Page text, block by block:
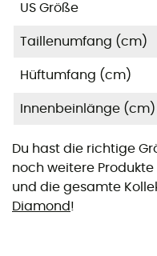
US Größe
Taillenumfang (cm)
Hüftumfang (cm)
Innenbeinlänge (cm)
Du hast die richtige
noch weitere
und die gesamte
Diamond!